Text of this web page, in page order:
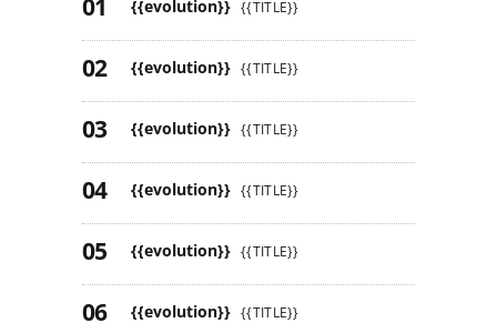
{{evolution}} {{TITLE}}
{{evolution}} {{TITLE}}
{{evolution}} {{TITLE}}
{{evolution}} {{TITLE}}
{{evolution}} {{TITLE}}
{{evolution}} {{TITLE}}